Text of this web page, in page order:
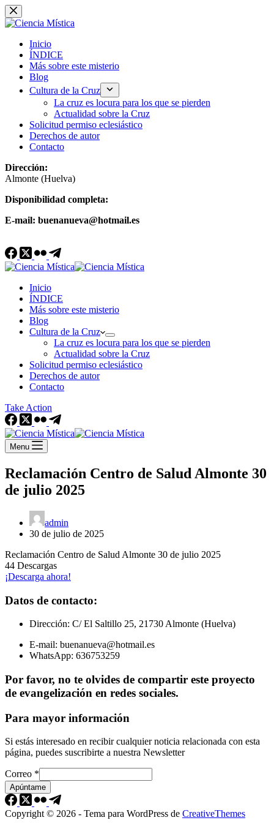
Saltar
al
Inicio
ÍNDICE
Más sobre este misterio
Blog
Cultura de la Cruz
La cruz es locura para los que se pierden
Actualidad sobre la Cruz
Solicitud permiso eclesiástico
Derechos de autor
Contacto
Dirección:
Almonte (Huelva)
Disponibilidad completa:
E-mail: buenanueva@hotmail.es
Inicio
ÍNDICE
Más sobre este misterio
Blog
Cultura de la Cruz
La cruz es locura para los que se pierden
Actualidad sobre la Cruz
Solicitud permiso eclesiástico
Derechos de autor
Contacto
Take Action
Menu
Reclamación Centro de Salud Almonte 30
de julio 2025
admin
30 de julio de 2025
Reclamación Centro de Salud Almonte 30 de julio 2025
44 Descargas
¡Descarga ahora!
Datos de contacto:
Dirección: C/ El Saltillo 25, 21730 Almonte (Huelva)
E-mail: buenanueva@hotmail.es
WhatsApp: 636753259
Por favor, no te olvides de compartir este proyecto
de evangelización en redes sociales.
Para mayor información
Si estás interesado en recibir cualquier noticia relacionada con esta
página, puedes suscribirte a nuestra Newsletter
Correo *
Apúntame
Copyright © 2026 - Tema para WordPress de CreativeThemes